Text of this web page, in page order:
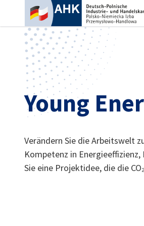
Young
Verändern Sie die Arbeitswelt
Kompetenz in
Sie eine Projektidee, die die